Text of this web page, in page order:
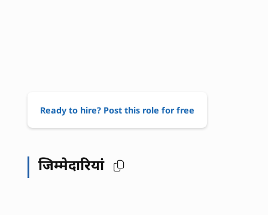
Ready to hire? Post this role for free
जिम्मेदारियां